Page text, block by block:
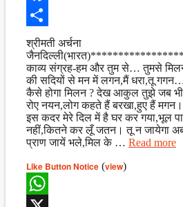
Facebook
Share
श्रीमती अर्चना
काव्य संग्रह-हम और तुम से… तुमसे
की सदियों से मन में लगन,मैं धरा,तू
कैसे होगा मिलन ? देख आकुल तुझे जब भी
रोए नयन,लोग कहते हैं बरखा,हुए हैं मगन।
इस कदर मेरे दिल में है घर कर गया,भूल
नहीं,कितने कर लूँ जतन। तू न जायेगा
प्राण जायें भले,मिल के … Read more
Like Button Notice (view)